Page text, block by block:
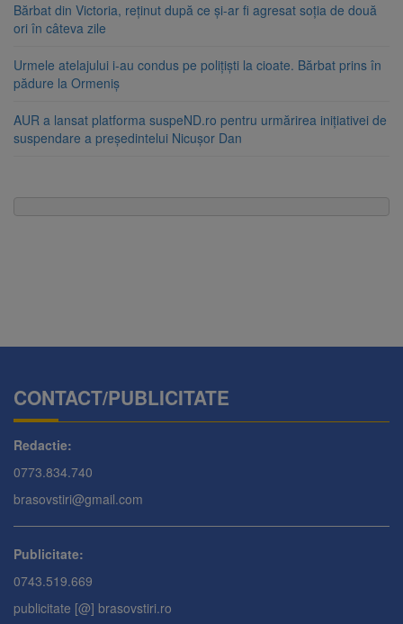
Bărbat din Victoria, reținut după ce și-ar fi agresat soția de două
ori în câteva zile
Urmele atelajului i-au condus pe polițiști la cioate. Bărbat prins în
pădure la Ormeniș
AUR a lansat platforma suspeND.ro pentru urmărirea inițiativei de
suspendare a președintelui Nicușor Dan
CONTACT/PUBLICITATE
Redactie:
0773.834.740
brasovstiri@gmail.com
Publicitate:
0743.519.669
publicitate [@] brasovstiri.ro